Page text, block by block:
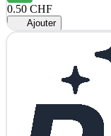
0.50 CHF
Ajouter